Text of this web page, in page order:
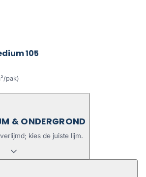
105
pak)
& ONDERGROND
kies de juiste lijm.